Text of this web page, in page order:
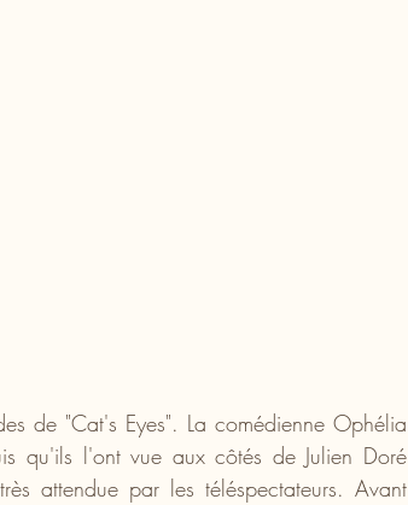
de "Cat's Eyes". La comédienne Ophélia
qu'ils l'ont vue aux côtés de Julien Doré
attendue par les téléspectateurs. Avant